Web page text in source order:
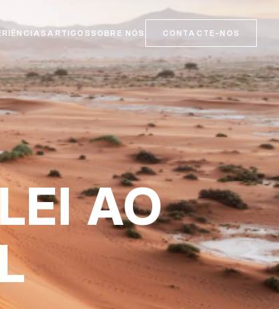
ARTIGOS SOBRE NÓS CONTACTE-NOS
AO